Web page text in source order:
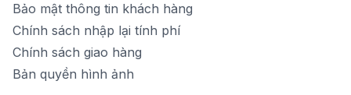
Bảo mật thông tin khách hàng
Chính sách nhập lại tính phí
Chính sách giao hàng
Bản quyền hình ảnh